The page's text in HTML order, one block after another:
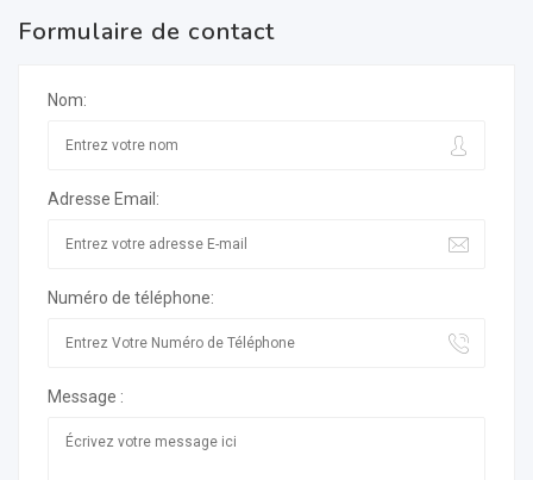
Formulaire de contact
Nom:
Adresse Email:
Numéro de téléphone:
Message :